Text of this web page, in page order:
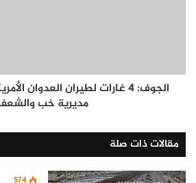
الجوف: 4 غارات لطيران
مديرية خب
مقالات ذات صلة
574